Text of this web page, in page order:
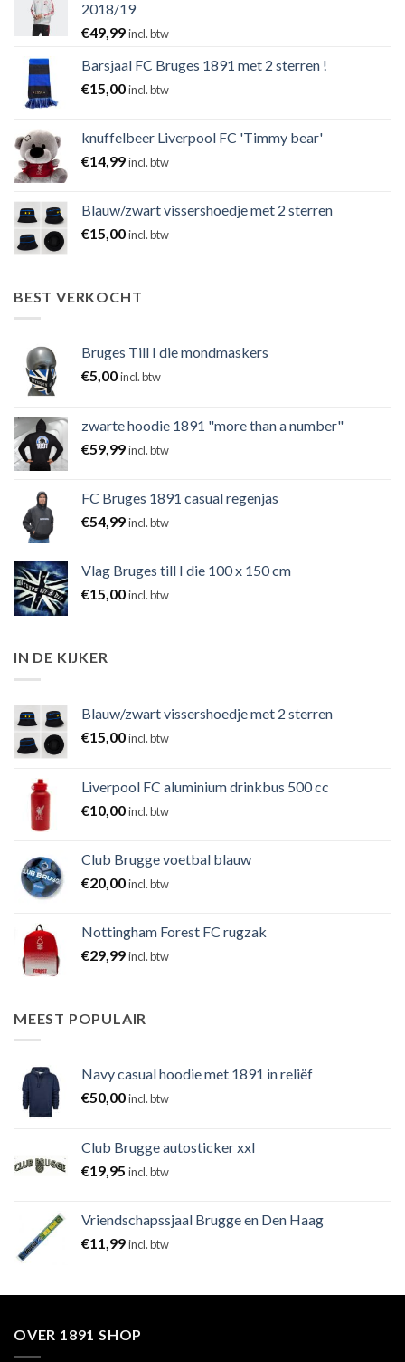
2018/19
€49,99incl. btw
Barsjaal FC Bruges 1891 met 2 sterren !
€15,00incl. btw
knuffelbeer Liverpool FC 'Timmy bear'
€14,99incl. btw
Blauw/zwart vissershoedje met 2 sterren
€15,00incl. btw
BEST VERKOCHT
Bruges Till I die mondmaskers
€5,00incl. btw
zwarte hoodie 1891 "more than a number"
€59,99incl. btw
FC Bruges 1891 casual regenjas
€54,99incl. btw
Vlag Bruges till I die 100 x 150 cm
€15,00incl. btw
IN DE KIJKER
Blauw/zwart vissershoedje met 2 sterren
€15,00incl. btw
Liverpool FC aluminium drinkbus 500 cc
€10,00incl. btw
Club Brugge voetbal blauw
€20,00incl. btw
Nottingham Forest FC rugzak
€29,99incl. btw
MEEST POPULAIR
Navy casual hoodie met 1891 in reliëf
€50,00incl. btw
Club Brugge autosticker xxl
€19,95 incl. btw
Vriendschapssjaal Brugge en Den Haag
€11,99incl. btw
OVER 1891 SHOP